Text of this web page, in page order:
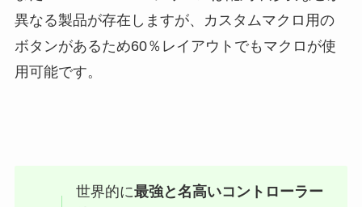
異なる製品が存在しますが、カスタムマクロ用の
ボタンがあるため60％レイアウトでもマクロが使
用可能です。
世界的に最強と名高いコントローラー